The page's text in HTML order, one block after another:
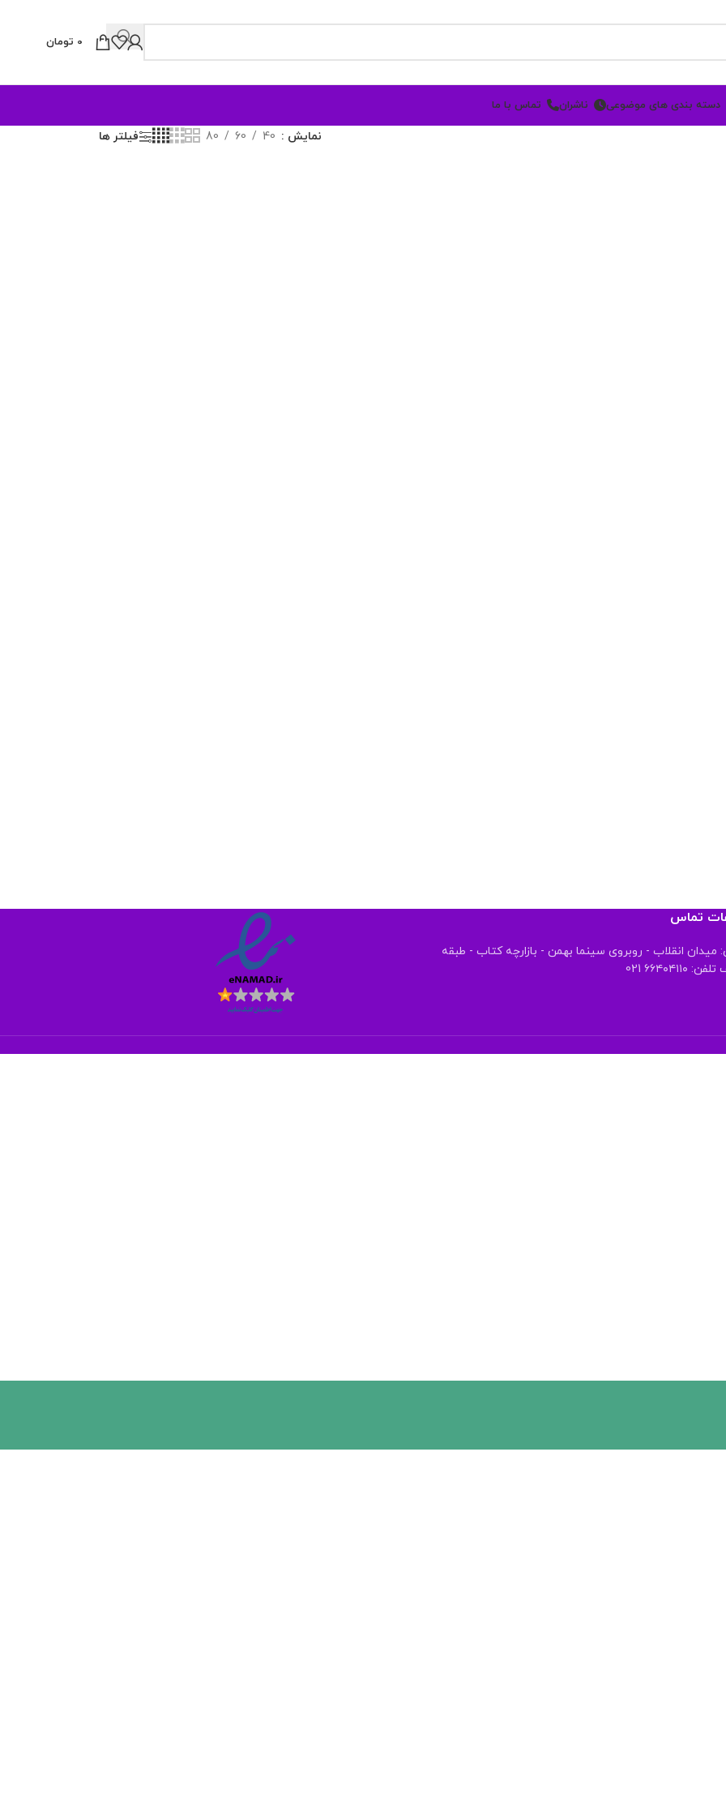
0 تومان
دسته بندی های موضوعی ناشران تماس با ما
نمایش 40
60
80 فیلتر ها
تماس
میدان انقلاب - روبروی سینما بهمن - بازارچه کتاب - طبقه
021